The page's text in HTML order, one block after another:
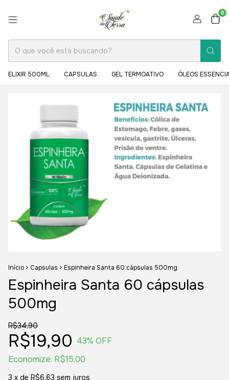
0
ELIXIR 500ML CAPSULAS GEL TERMOATIVO ÓLEOS
Início > Capsulas > Espinheira Santa 60 cápsulas 500mg
Espinheira Santa 60 cápsulas
500mg
R$34,90
R$19,90 43% OFF
Economize: R$15,00
3 x de R$6,63 sem juros